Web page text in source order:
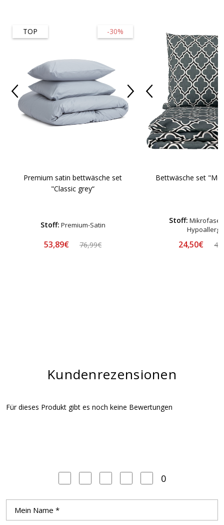
-30%
TOP
Premium satin bettwäsche set
"Classic grey“
Stoff: Premium-Satin
53,89€ 76,99€
Bettwäsche set
Stoff:
24,50€
Kundenrezensionen
Für dieses Produkt gibt es noch keine Bewertungen
0